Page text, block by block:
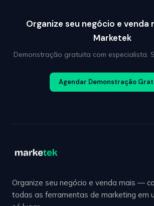
Organize seu negócio e venda
Marketek
Demonstração gratuita com especialista.
Agendar Demonstração
Organize seu negócio e venda mais —
todas as ferramentas de marketing em